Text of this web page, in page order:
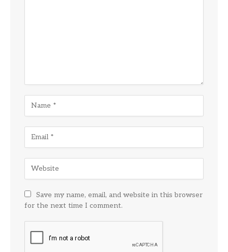
Save my name, email, and website in this browser
for the next time I comment.